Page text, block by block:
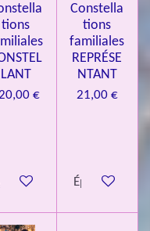
tions
LANT
€
au panier
Constella
tions
familiales
REPRÉSE
NTANT
21,00 €
Épuisé